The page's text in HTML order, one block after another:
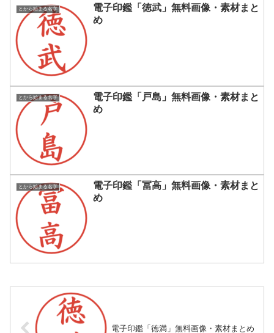
とから始まる名字
電子印鑑「徳武」無料画像・素材まと
め
とから始まる名字
電子印鑑「戸島」無料画像・素材まと
め
とから始まる名字
電子印鑑「冨高」無料画像・素材まと
め
電子印鑑「徳満」無料画像・素材まとめ